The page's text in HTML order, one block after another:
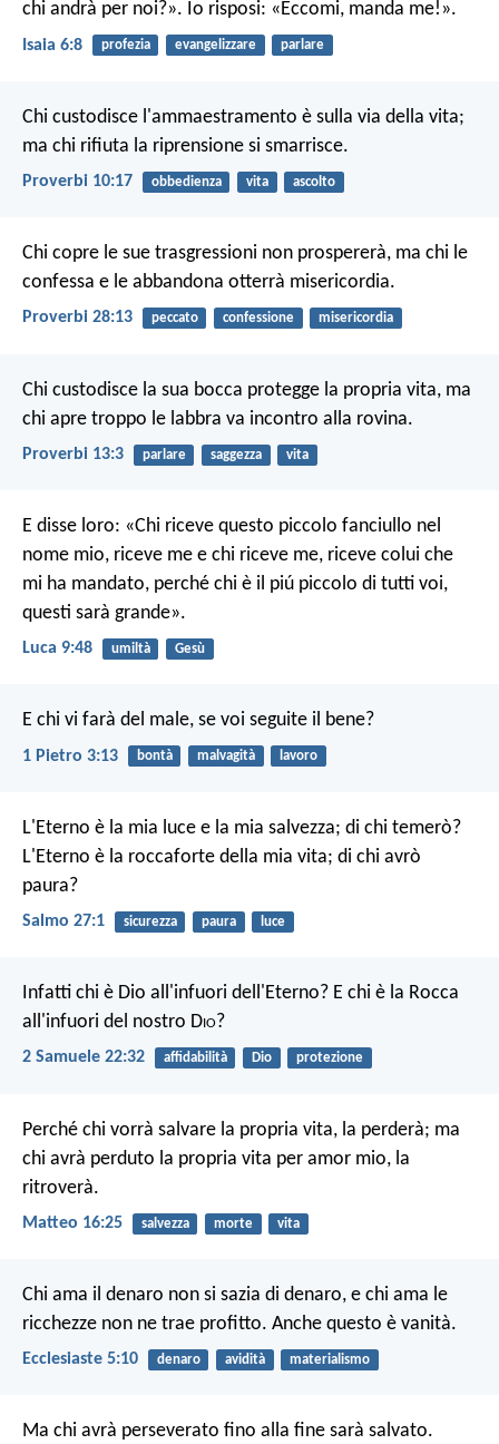
chi andrà per noi?». Io risposi: «Eccomi, manda me!».
Isaia 6:8 profezia evangelizzare parlare
Chi custodisce l'ammaestramento è sulla via della vita;
ma chi rifiuta la riprensione si smarrisce.
Proverbi 10:17 obbedienza vita ascolto
Chi copre le sue trasgressioni non prospererà, ma chi le
confessa e le abbandona otterrà misericordia.
Proverbi 28:13 peccato confessione misericordia
Chi custodisce la sua bocca protegge la propria vita, ma
chi apre troppo le labbra va incontro alla rovina.
Proverbi 13:3 parlare saggezza vita
E disse loro: «Chi riceve questo piccolo fanciullo nel
nome mio, riceve me e chi riceve me, riceve colui che
mi ha mandato, perché chi è il piú piccolo di tutti voi,
questi sarà grande».
Luca 9:48 umiltà Gesù
E chi vi farà del male, se voi seguite il bene?
1 Pietro 3:13 bontà malvagità lavoro
L'Eterno è la mia luce e la mia salvezza; di chi temerò?
L'Eterno è la roccaforte della mia vita; di chi avrò
paura?
Salmo 27:1 sicurezza paura luce
Infatti chi è Dio all'infuori dell'Eterno? E chi è la Rocca
all'infuori del nostro Dio?
2 Samuele 22:32 affidabilità Dio protezione
Perché chi vorrà salvare la propria vita, la perderà; ma
chi avrà perduto la propria vita per amor mio, la
ritroverà.
Matteo 16:25 salvezza morte vita
Chi ama il denaro non si sazia di denaro, e chi ama le
ricchezze non ne trae profitto. Anche questo è vanità.
Ecclesiaste 5:10 denaro avidità materialismo
Ma chi avrà perseverato fino alla fine sarà salvato.